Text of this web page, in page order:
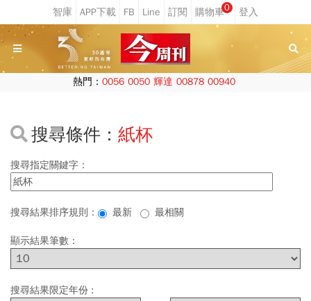
0
熱門： 0056 0050 輝達 00878 00940
搜尋條件： 紙杯
搜尋指定關鍵字：
搜尋結果排序規則： 最新 最相關
顯示結果筆數：
搜尋結果限定年份 :